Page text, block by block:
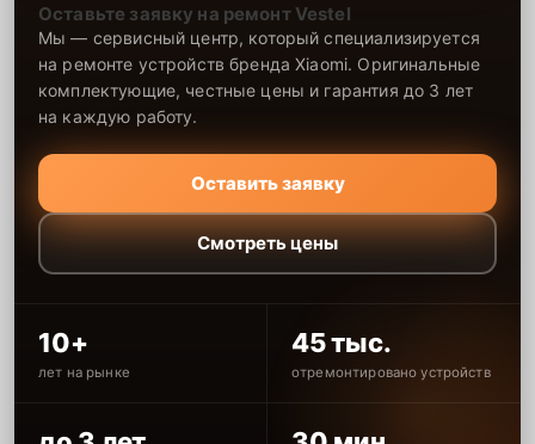
Оставьте заявку на ремонт Vestel
Мы — сервисный центр, который специализируется
на ремонте устройств бренда Xiaomi. Оригинальные
комплектующие, честные цены и гарантия до 3 лет
на каждую работу.
Оставить заявку
Смотреть цены
10+
лет на рынке
45 тыс.
отремонтировано устройств